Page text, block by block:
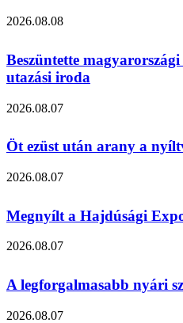
2026.08.08
Beszüntette
utazási iroda
2026.08.07
Öt ezüst után arany a
2026.08.07
Megnyílt a Hajdúsági
2026.08.07
A legforgalmasabb nyári
2026.08.07